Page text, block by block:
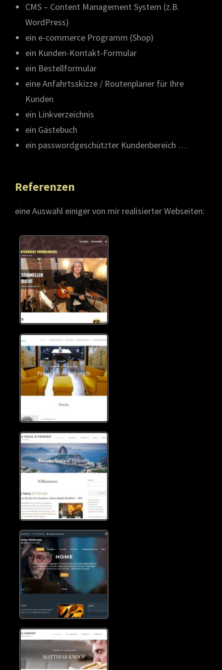
CMS – Content Management System (z.B.
WordPress)
ein e-commerce Programm (Shop)
ein Kunden-Kontakt-Formular
ein Bestellformular
eine Anfahrtsskizze / Routenplaner für Ihre
Kunden
ein Linkverzeichnis
ein Gästebuch
ein passwordgeschützter Kundenbereich …
Referenzen
eine Auswahl einiger von mir realisierter Webseiten: